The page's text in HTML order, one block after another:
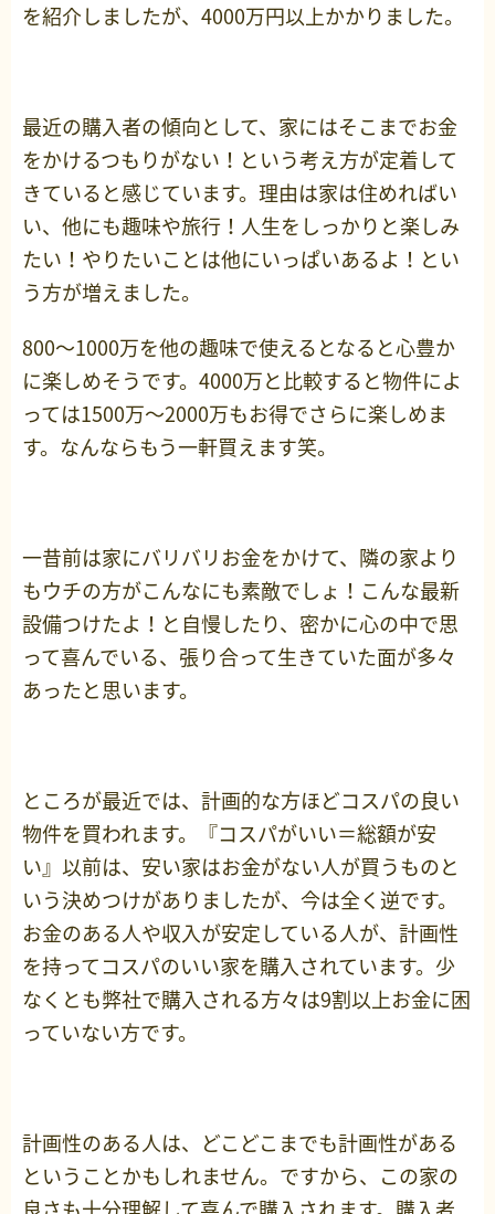
を紹介しましたが、4000万円以上かかりました。
最近の購入者の傾向として、家にはそこまでお金
をかけるつもりがない！という考え方が定着して
きていると感じています。理由は家は住めればい
い、他にも趣味や旅行！人生をしっかりと楽しみ
たい！やりたいことは他にいっぱいあるよ！とい
う方が増えました。
800～1000万を他の趣味で使えるとなると心豊か
に楽しめそうです。4000万と比較すると物件によ
っては1500万～2000万もお得でさらに楽しめま
す。なんならもう一軒買えます笑。
一昔前は家にバリバリお金をかけて、隣の家より
もウチの方がこんなにも素敵でしょ！こんな最新
設備つけたよ！と自慢したり、密かに心の中で思
って喜んでいる、張り合って生きていた面が多々
あったと思います。
ところが最近では、計画的な方ほどコスパの良い
物件を買われます。『コスパがいい＝総額が安
い』以前は、安い家はお金がない人が買うものと
いう決めつけがありましたが、今は全く逆です。
お金のある人や収入が安定している人が、計画性
を持ってコスパのいい家を購入されています。少
なくとも弊社で購入される方々は9割以上お金に困
っていない方です。
計画性のある人は、どこどこまでも計画性がある
ということかもしれません。ですから、この家の